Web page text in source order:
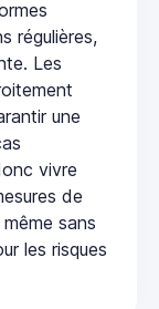
régulières,
Les
une
vivre
de
sans
les risques